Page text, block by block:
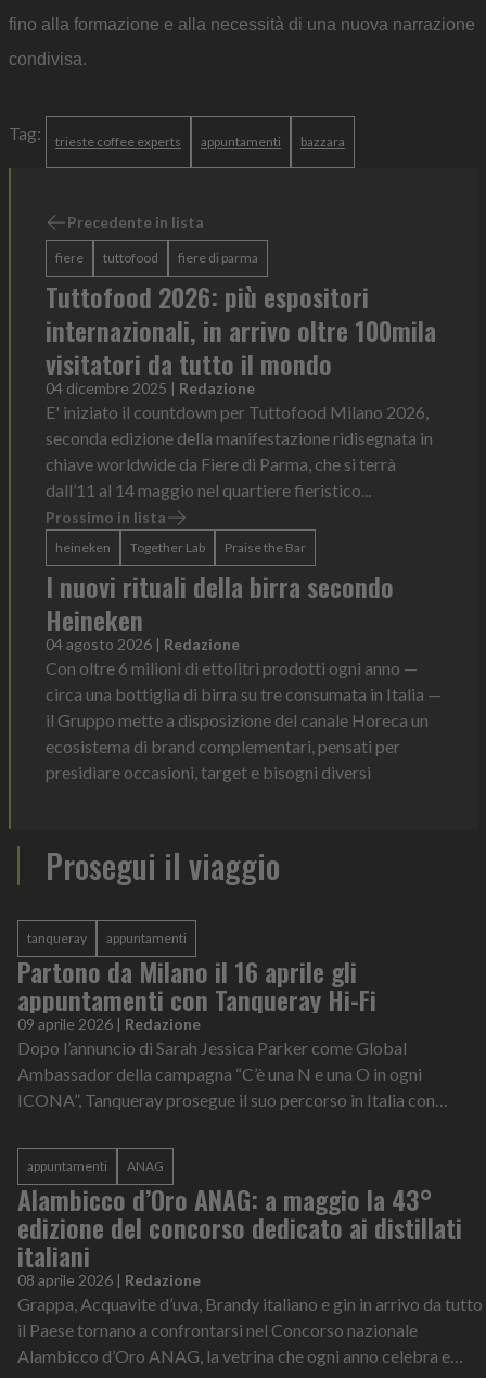
fino alla formazione e alla necessità di una nuova narrazione
condivisa.
Tag: trieste coffee experts appuntamenti bazzara
Precedente in lista
fiere tuttofood fiere di parma
Tuttofood 2026: più espositori
internazionali, in arrivo oltre 100mila
visitatori da tutto il mondo
04 dicembre 2025 | Redazione
E' iniziato il countdown per Tuttofood Milano 2026,
seconda edizione della manifestazione ridisegnata in
chiave worldwide da Fiere di Parma, che si terrà
dall’11 al 14 maggio nel quartiere fieristico...
Prossimo in lista
heineken Together Lab Praise the Bar
I nuovi rituali della birra secondo
Heineken
04 agosto 2026 | Redazione
Con oltre 6 milioni di ettolitri prodotti ogni anno —
circa una bottiglia di birra su tre consumata in Italia —
il Gruppo mette a disposizione del canale Horeca un
ecosistema di brand complementari, pensati per
presidiare occasioni, target e bisogni diversi
Prosegui il viaggio
tanqueray appuntamenti
Partono da Milano il 16 aprile gli
appuntamenti con Tanqueray Hi-Fi
09 aprile 2026 | Redazione
Dopo l’annuncio di Sarah Jessica Parker come Global
Ambassador della campagna “C’è una N e una O in ogni
ICONA”, Tanqueray prosegue il suo percorso in Italia con
appuntamenti ANAG
Alambicco d’Oro ANAG: a maggio la 43°
edizione del concorso dedicato ai distillati
italiani
08 aprile 2026 | Redazione
Grappa, Acquavite d’uva, Brandy italiano e gin in arrivo da tutto
il Paese tornano a confrontarsi nel Concorso nazionale
Alambicco d’Oro ANAG, la vetrina che ogni anno celebra e